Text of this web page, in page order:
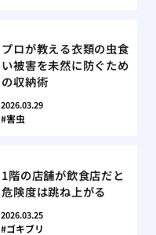
プロが教える衣類の虫食
い被害を未然に防ぐため
の収納術
2026.03.29
害虫
1階の店舗が飲食店だと
危険度は跳ね上がる
2026.03.25
ゴキブリ